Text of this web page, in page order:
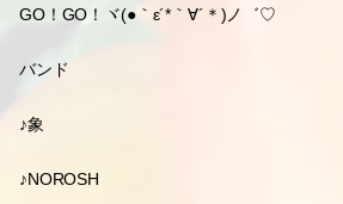
GO！GO！ヾ(●｀ε´*｀∀´＊)ノ゛♡
バンド
♪象
♪NOROSH